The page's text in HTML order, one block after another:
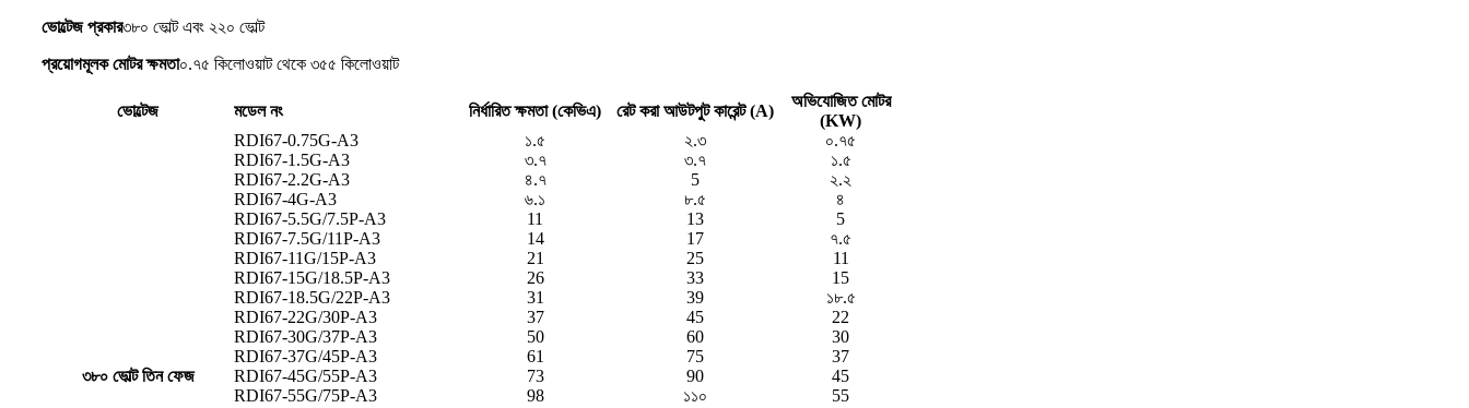
ভোল্টেজ প্রকার৩৮০ ভোল্ট এবং ২২০ ভোল্ট
প্রয়োগমূলক মোটর ক্ষমতা০.৭৫ কিলোওয়াট থেকে ৩৫৫ কিলোওয়াট
ভোল্টেজ মডেল নং নির্ধারিত ক্ষমতা (কেভিএ) রেট করা আউটপুট কারেন্ট (A)
অভিযোজিত মোটর
(KW)
৩৮০ ভোল্ট তিন ফেজ
RDI67-0.75G-A3 ১.৫ ২.৩
০.৭৫
RDI67-1.5G-A3
৩.৭ ৩.৭
১.৫
RDI67-2.2G-A3
৪.৭ 5
২.২
RDI67-4G-A3
৬.১ ৮.৫
৪
RDI67-5.5G/7.5P-A3
11 13
5
RDI67-7.5G/11P-A3
14 17
৭.৫
RDI67-11G/15P-A3
21 25
11
RDI67-15G/18.5P-A3
26 33
15
RDI67-18.5G/22P-A3
31 39
১৮.৫
RDI67-22G/30P-A3
37 45
22
RDI67-30G/37P-A3
50 60
30
RDI67-37G/45P-A3
61 75
37
RDI67-45G/55P-A3
73 90
45
RDI67-55G/75P-A3
98 ১১০
55